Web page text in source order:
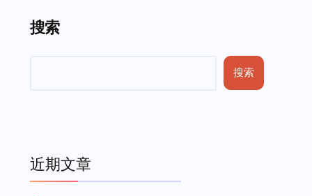
搜索
搜索
近期文章